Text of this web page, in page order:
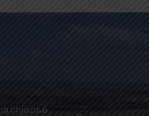
objazdu)